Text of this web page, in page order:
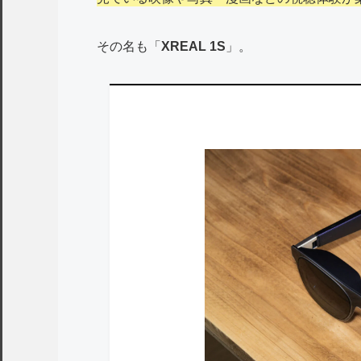
その名も「 XREAL 1S 」。